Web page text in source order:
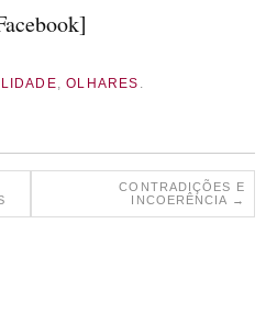
,OLHARES .
CONTRADIÇÕES E
INCOERÊNCIA →